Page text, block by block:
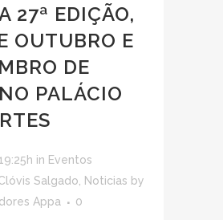
27ª EDIÇÃO,
OUTUBRO E
DE
PALÁCIO
in Eventos
Salgado
Noticias by
Appa
0